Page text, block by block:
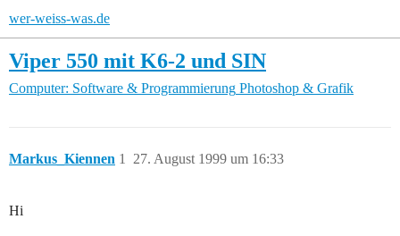
wer-weiss-was.de
Viper 550 mit K6-2 und SIN
Computer: Software & Programmierung Photoshop & Grafik
Markus_Kiennen 27. August 1999 um 16:33
1
Hi